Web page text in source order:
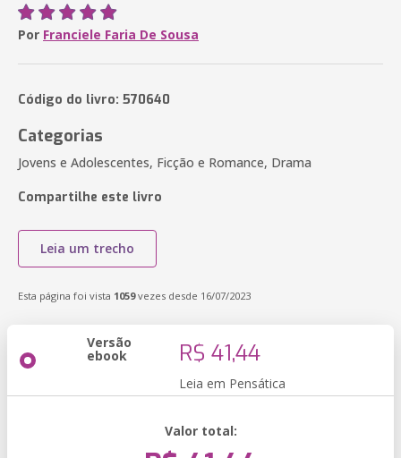
Por Franciele Faria De Sousa
Código do livro: 570640
Categorias
Jovens e Adolescentes, Ficção e Romance, Drama
Compartilhe este livro
Leia um trecho
Esta página foi vista 1059vezes desde 16/07/2023
Versão
ebook R$ 41,44
Leia em Pensática
Valor total: